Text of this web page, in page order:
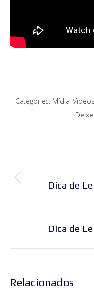
Categories: Mídia, Vídeos
de
Dica de
Dica de
Relacionados